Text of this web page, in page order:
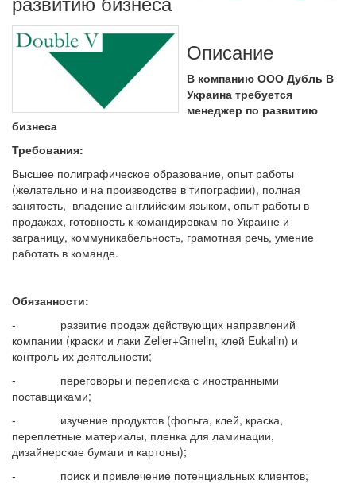
Описание
В компанию ООО Дубль В
Украина требуется
менеджер по развитию
бизнеса
Требования:
Высшее полиграфическое образование, опыт работы
(желательно и на производстве в типографии), полная
занятость, владение английским языком, опыт работы в
продажах, готовность к командировкам по Украине и
заграницу, коммуникабельность, грамотная речь, умение
работать в команде.
Обязанности:
- развитие продаж действующих направлений
компании (краски и лаки Zeller+Gmelin, клей Eukalin) и
контроль их деятельности;
- переговоры и переписка с иностранными
поставщиками;
- изучение продуктов (фольга, клей, краска,
переплетные материалы, пленка для ламинации,
дизайнерские бумаги и картоны);
- поиск и привлечение потенциальных клиентов;